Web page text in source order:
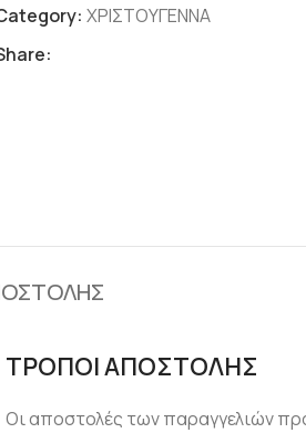
ΧΡΙΣΤΟΥΓΕΝΝΑ
ΤΡΟΠΟΙ ΑΠΟΣΤΟΛΗΣ
Οι αποστολές των παραγγελιών